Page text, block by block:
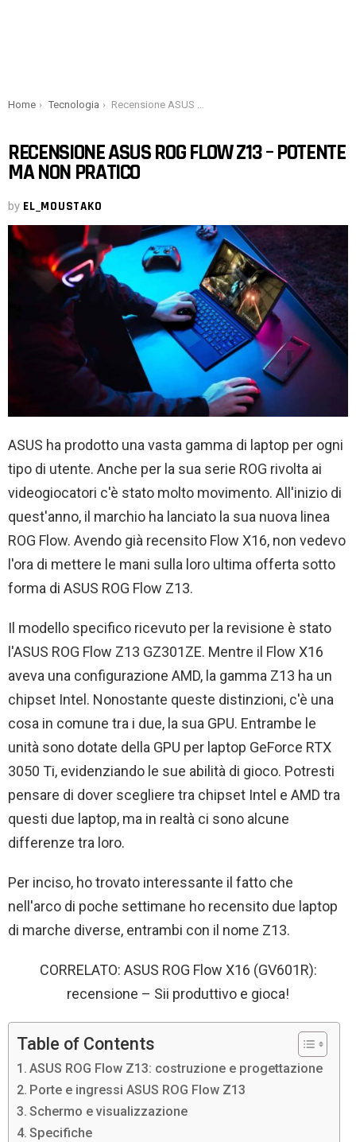
You are here:
Home Tecnologia Recensione ASUS ROG Flow Z13 – Potente ma non pratico
RECENSIONE ASUS ROG FLOW Z13 – POTENTE
MA NON PRATICO
by EL_MOUSTAKO
ASUS ha prodotto una vasta gamma di laptop per ogni
tipo di utente. Anche per la sua serie ROG rivolta ai
videogiocatori c'è stato molto movimento. All'inizio di
quest'anno, il marchio ha lanciato la sua nuova linea
ROG Flow. Avendo già recensito Flow X16, non vedevo
l'ora di mettere le mani sulla loro ultima offerta sotto
forma di ASUS ROG Flow Z13.
Il modello specifico ricevuto per la revisione è stato
l'ASUS ROG Flow Z13 GZ301ZE. Mentre il Flow X16
aveva una configurazione AMD, la gamma Z13 ha un
chipset Intel. Nonostante queste distinzioni, c'è una
cosa in comune tra i due, la sua GPU. Entrambe le
unità sono dotate della GPU per laptop GeForce RTX
3050 Ti, evidenziando le sue abilità di gioco. Potresti
pensare di dover scegliere tra chipset Intel e AMD tra
questi due laptop, ma in realtà ci sono alcune
differenze tra loro.
Per inciso, ho trovato interessante il fatto che
nell'arco di poche settimane ho recensito due laptop
di marche diverse, entrambi con il nome Z13.
CORRELATO: ASUS ROG Flow X16 (GV601R):
recensione – Sii produttivo e gioca!
Table of Contents
ASUS ROG Flow Z13: costruzione e progettazione
Porte e ingressi ASUS ROG Flow Z13
Schermo e visualizzazione
Specifiche